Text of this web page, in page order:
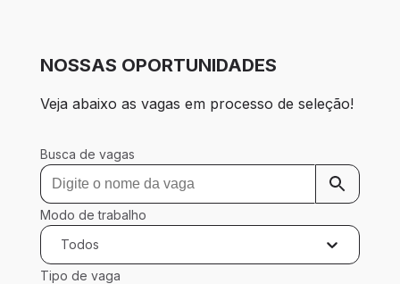
NOSSAS OPORTUNIDADES
Veja abaixo as vagas em processo de seleção!
Busca de vagas
Modo de trabalho
Todos
Tipo de vaga